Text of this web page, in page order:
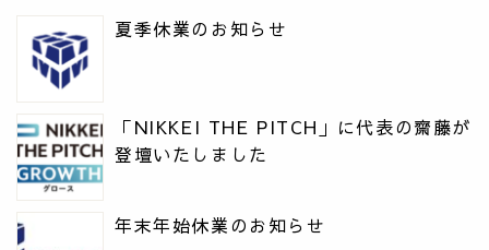
夏季休業のお知らせ
「NIKKEI THE PITCH」に代表の齋藤が
登壇いたしました
年末年始休業のお知らせ